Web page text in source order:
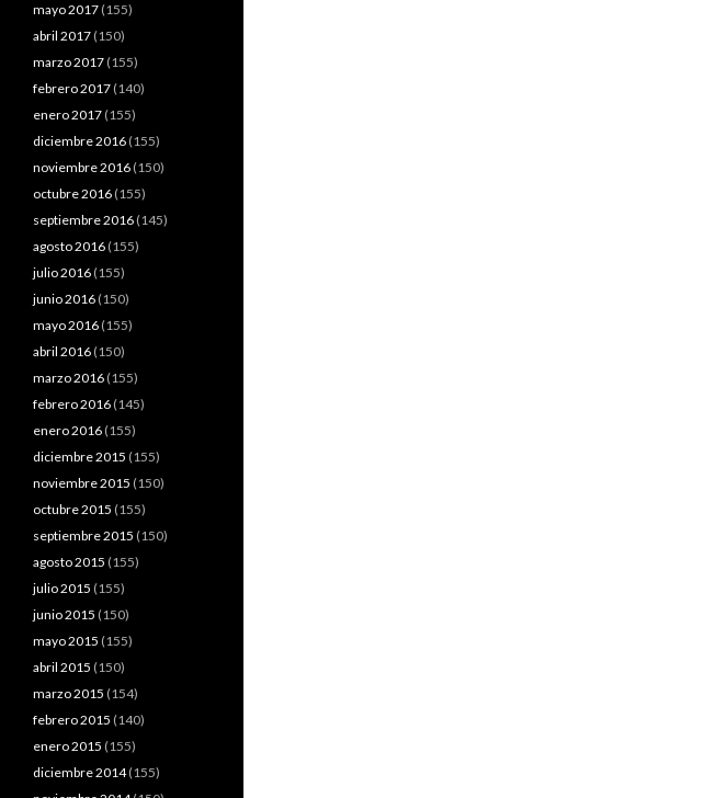
mayo 2017 (155)
abril 2017 (150)
marzo 2017 (155)
febrero 2017 (140)
enero 2017 (155)
diciembre 2016 (155)
noviembre 2016 (150)
octubre 2016 (155)
septiembre 2016 (145)
agosto 2016 (155)
julio 2016 (155)
junio 2016 (150)
mayo 2016 (155)
abril 2016 (150)
marzo 2016 (155)
febrero 2016 (145)
enero 2016 (155)
diciembre 2015 (155)
noviembre 2015 (150)
octubre 2015 (155)
septiembre 2015 (150)
agosto 2015 (155)
julio 2015 (155)
junio 2015 (150)
mayo 2015 (155)
abril 2015 (150)
marzo 2015 (154)
febrero 2015 (140)
enero 2015 (155)
diciembre 2014(155)